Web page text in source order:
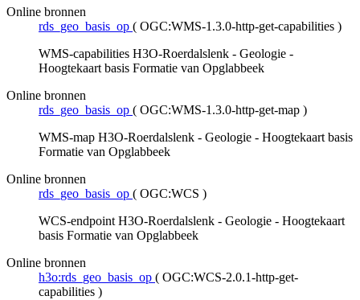
Online bronnen
rds_geo_basis_op ( OGC:WMS-1.3.0-http-get-capabilities )
WMS-capabilities H3O-Roerdalslenk - Geologie -
Hoogtekaart basis Formatie van Opglabbeek
Online bronnen
rds_geo_basis_op ( OGC:WMS-1.3.0-http-get-map )
WMS-map H3O-Roerdalslenk - Geologie - Hoogtekaart basis
Formatie van Opglabbeek
Online bronnen
rds_geo_basis_op ( OGC:WCS )
WCS-endpoint H3O-Roerdalslenk - Geologie - Hoogtekaart
basis Formatie van Opglabbeek
Online bronnen
h3o:rds_geo_basis_op ( OGC:WCS-2.0.1-http-get-
capabilities )